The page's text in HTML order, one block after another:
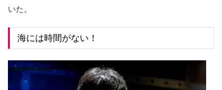
いた。
海には時間がない！